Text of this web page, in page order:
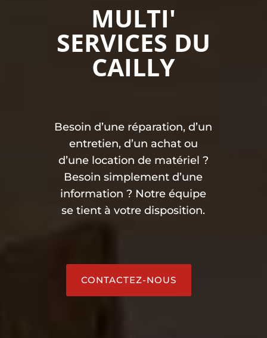
MULTI'
SERVICES DU
CAILLY
Besoin d’une réparation, d’un
entretien, d’un achat ou
d’une location de matériel ?
Besoin simplement d’une
information ? Notre équipe
se tient à votre disposition.
CONTACTEZ-NOUS